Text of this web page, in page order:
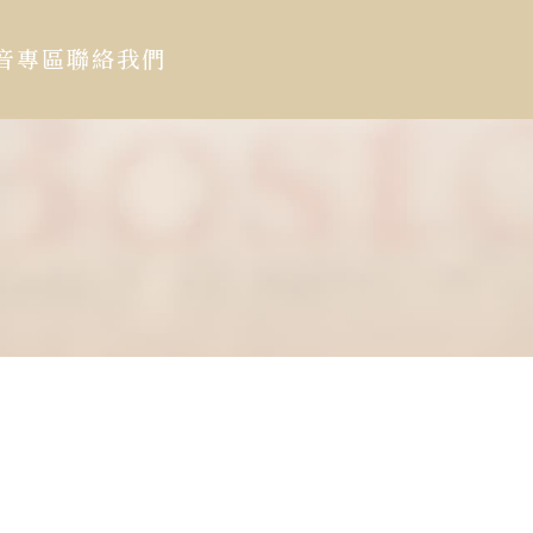
專區聯絡我們